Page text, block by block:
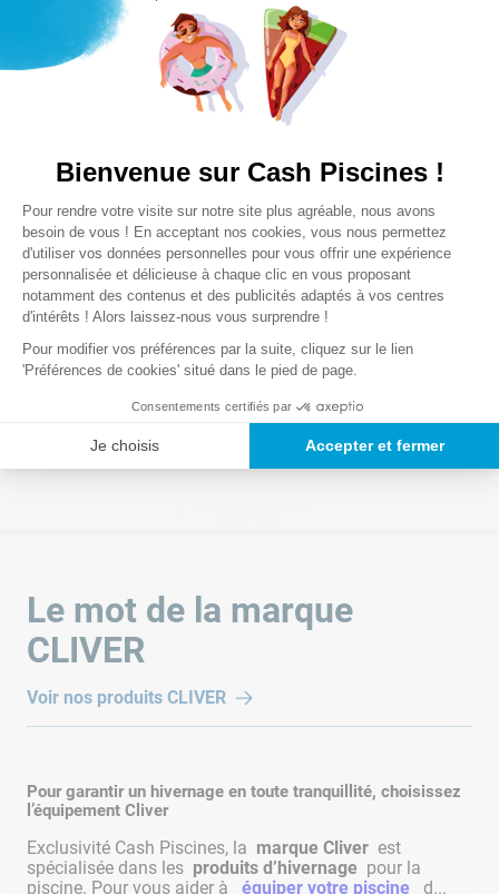
Lire la suite
Notre satisfaction, la votre
Avis clients
Chargement de la synthèse…
Veuillez vous connecter pour écrire un avis.
Le plus récent
Chargement des avis…
Le mot de la marque
CLIVER
Voir nos produits CLIVER
Pour garantir un hivernage en toute tranquillité, choisissez
l’équipement Cliver
Exclusivité Cash Piscines, la marque Cliver est
spécialisée dans les produits d’hivernage pour la
piscine. Pour vous aider à
équiper votre piscine d...
Bienvenue sur Cash Piscines !
Plateforme de Gestion du
Pour rendre votre visite sur notre site plus agréable, nous avons
besoin de vous ! En acceptant nos cookies, vous nous permettez
d'utiliser vos données personnelles pour vous offrir une expérience
personnalisée et délicieuse à chaque clic en vous proposant
notamment des contenus et des publicités adaptés à vos centres
d'intérêts ! Alors laissez-nous vous surprendre !
Pour modifier vos préférences par la suite, cliquez sur le lien
'Préférences de cookies' situé dans le pied de page.
Consentements certifiés par
Je choisis Accepter et fermer
Axeptio consent